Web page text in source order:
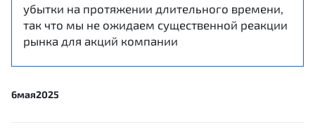
убытки на протяжении длительного времени,
так что мы не ожидаем существенной реакции
рынка для акций компании
6мая2025